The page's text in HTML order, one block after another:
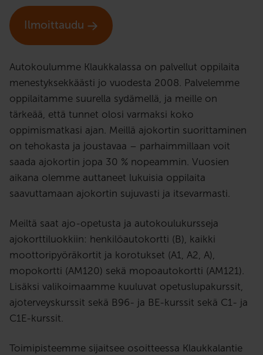
Ilmoittaudu
Autokoulumme Klaukkalassa on palvellut oppilaita
menestyksekkäästi jo vuodesta 2008. Palvelemme
oppilaitamme suurella sydämellä, ja meille on
tärkeää, että tunnet olosi varmaksi koko
oppimismatkasi ajan. Meillä ajokortin suorittaminen
on tehokasta ja joustavaa – parhaimmillaan voit
saada ajokortin jopa 30 % nopeammin. Vuosien
aikana olemme auttaneet lukuisia oppilaita
saavuttamaan ajokortin sujuvasti ja itsevarmasti.
Meiltä saat ajo-opetusta ja autokoulukursseja
ajokorttiluokkiin: henkilöautokortti (B), kaikki
moottoripyöräkortit ja korotukset (A1, A2, A),
mopokortti (AM120) sekä mopoautokortti (AM121).
Lisäksi valikoimaamme kuuluvat opetuslupakurssit,
ajoterveyskurssit sekä B96- ja BE-kurssit sekä C1- ja
C1E-kurssit.
Toimipisteemme sijaitsee osoitteessa Klaukkalantie